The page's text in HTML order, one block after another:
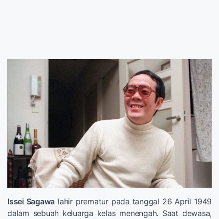
Issei Sagawa lahir prematur pada tanggal 26 April 1949
dalam sebuah keluarga kelas menengah. Saat dewasa,